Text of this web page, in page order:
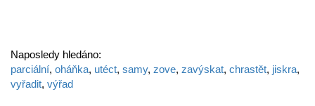
Naposledy hledáno:
parciální, oháňka, utéct, samy, zove, zavýskat, chrastět, jiskra,
vyřadit, výřad